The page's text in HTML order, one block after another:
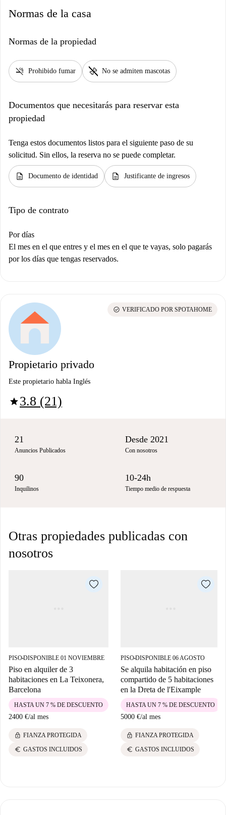
Normas de la casa
Normas de la propiedad
smoke_free Prohibido fumar pet_supplies No se admiten mascotas
Documentos que necesitarás para reservar esta
propiedad
Tenga estos documentos listos para el siguiente paso de su
solicitud. Sin ellos, la reserva no se puede completar.
description Documento de identidad description Justificante de ingresos
Tipo de contrato
Por días
El mes en el que entres y el mes en el que te vayas, solo pagarás
por los días que tengas reservados.
Propietario privado
Este propietario habla Inglés
star3.8 (21)
check_circle VERIFICADO POR SPOTAHOME
21
Anuncios Publicados
Desde 2021
Con nosotros
90
Inquilinos
10-24h
Tiempo medio de respuesta
Otras propiedades publicadas con
nosotros
PISO■DISPONIBLE 01 NOVIEMBRE
Piso en alquiler de 3
habitaciones en La Teixonera,
Barcelona
2400 €/al mes
HASTA UN 7 % DE DESCUENTO
lock FIANZA PROTEGIDA
euro GASTOS INCLUIDOS
PISO■DISPONIBLE 06 AGOSTO
Se alquila habitación en piso
compartido de 5 habitaciones
en la Dreta de l'Eixample
5000 €/al mes
HASTA UN 7 % DE DESCUENTO
lock FIANZA PROTEGIDA
euro GASTOS INCLUIDOS